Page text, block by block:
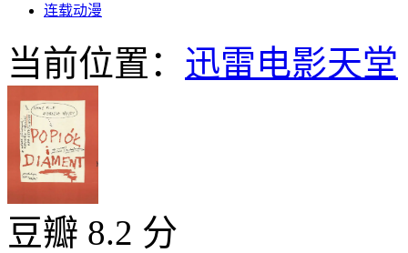
连载动漫
当前位置： 迅雷电影天堂
豆瓣 8.2 分